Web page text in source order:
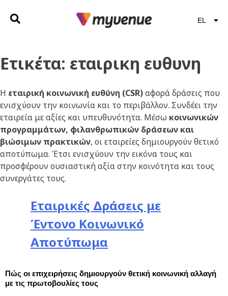
EL
EN
Ετικέτα: εταιρικη ευθυνη
Η εταιρική κοινωνική ευθύνη (CSR)αφορά δράσεις που
ενισχύουν την κοινωνία και το περιβάλλον. Συνδέει την
εταιρεία με αξίες και υπευθυνότητα. Μέσω κοινωνικών
προγραμμάτων, φιλανθρωπικών δράσεων και
βιώσιμων πρακτικών, οι εταιρείες δημιουργούν θετικό
αποτύπωμα. Έτσι ενισχύουν την εικόνα τους και
προσφέρουν ουσιαστική αξία στην κοινότητα και τους
συνεργάτες τους.
Εταιρικές Δράσεις με
Έντονο Κοινωνικό
Αποτύπωμα
Πώς οι επιχειρήσεις δημιουργούν θετική κοινωνική αλλαγή
με τις πρωτοβουλίες τους